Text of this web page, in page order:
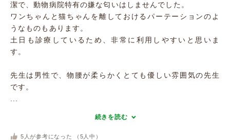
潔で、動物病院特有の嫌な匂いはしませんでした。
ワンちゃんと猫ちゃんを離しておけるパーテーションのよ
うなものもあります。
土日も診療しているため、非常に利用しやすいと思いま
す。
先生は男性で、物腰が柔らかくとても優しい雰囲気の先生
です。
続きを読む
5 人が参考になった （ 5 人中）